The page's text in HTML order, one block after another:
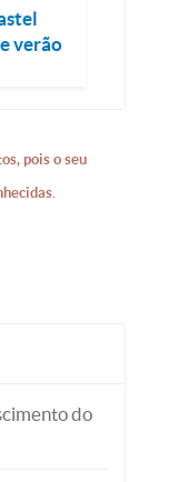
verão
pois o seu
do